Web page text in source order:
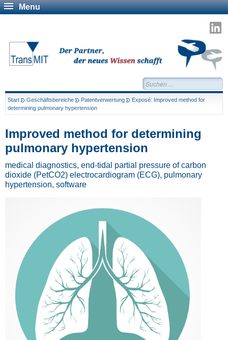
Menu
Suchen...
Start Geschäftsbereiche Patentverwertung
Exposé: Improved method for
determining pulmonary hypertension
Improved method for determining
pulmonary hypertension
medical diagnostics, end-tidal partial pressure of carbon
dioxide (PetCO2) electrocardiogram (ECG), pulmonary
hypertension, software